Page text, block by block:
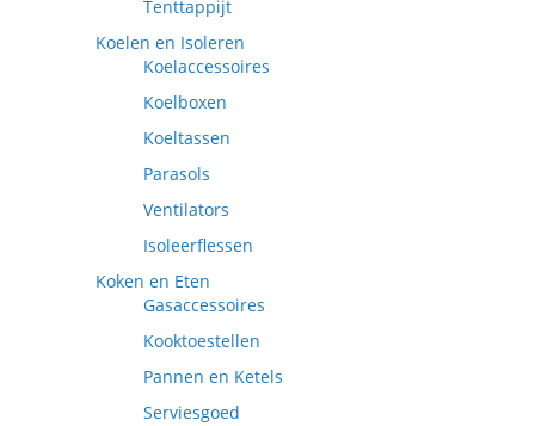
Tenttappijt
Koelen en Isoleren
Koelaccessoires
Koelboxen
Koeltassen
Parasols
Ventilators
Isoleerflessen
Koken en Eten
Gasaccessoires
Kooktoestellen
Pannen en Ketels
Serviesgoed